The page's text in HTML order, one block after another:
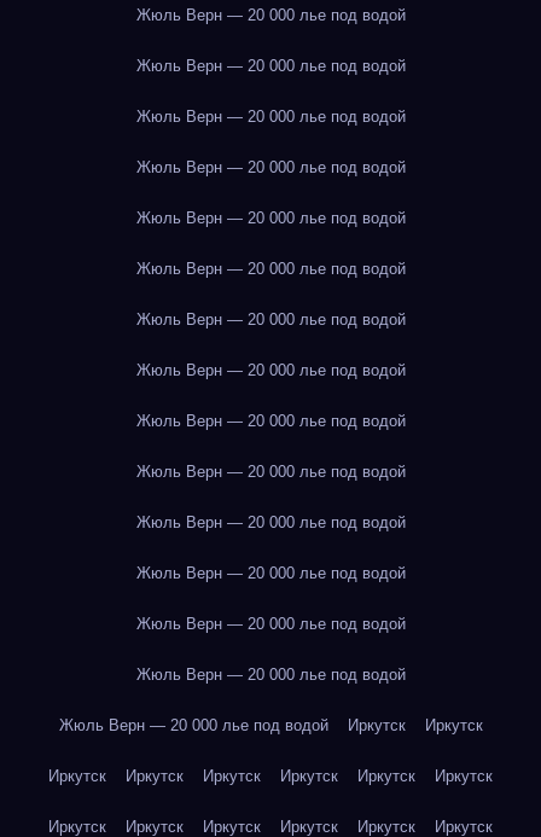
Жюль Верн — 20 000 лье под водой
Жюль Верн — 20 000 лье под водой
Жюль Верн — 20 000 лье под водой
Жюль Верн — 20 000 лье под водой
Жюль Верн — 20 000 лье под водой
Жюль Верн — 20 000 лье под водой
Жюль Верн — 20 000 лье под водой
Жюль Верн — 20 000 лье под водой
Жюль Верн — 20 000 лье под водой
Жюль Верн — 20 000 лье под водой
Жюль Верн — 20 000 лье под водой
Жюль Верн — 20 000 лье под водой
Жюль Верн — 20 000 лье под водой
Жюль Верн — 20 000 лье под водой
Жюль Верн — 20 000 лье под водой Иркутск Иркутск
Иркутск Иркутск Иркутск Иркутск Иркутск Иркутск
Иркутск Иркутск Иркутск Иркутск Иркутск Иркутск